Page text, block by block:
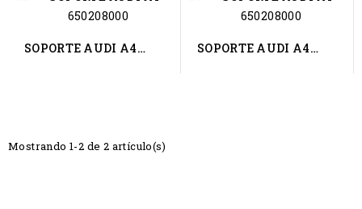
SOPORTE AUDI A4
SOPORTE AUDI A4
Mostrando 1-2 de 2 artículo(s)